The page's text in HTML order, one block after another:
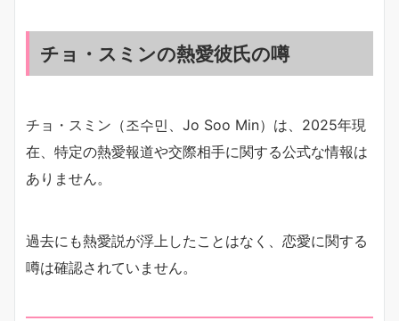
チョ・スミンの熱愛彼氏の噂
チョ・スミン（조수민、Jo Soo Min）は、2025年現
在、特定の熱愛報道や交際相手に関する公式な情報は
ありません。​
過去にも熱愛説が浮上したことはなく、恋愛に関する
噂は確認されていません。